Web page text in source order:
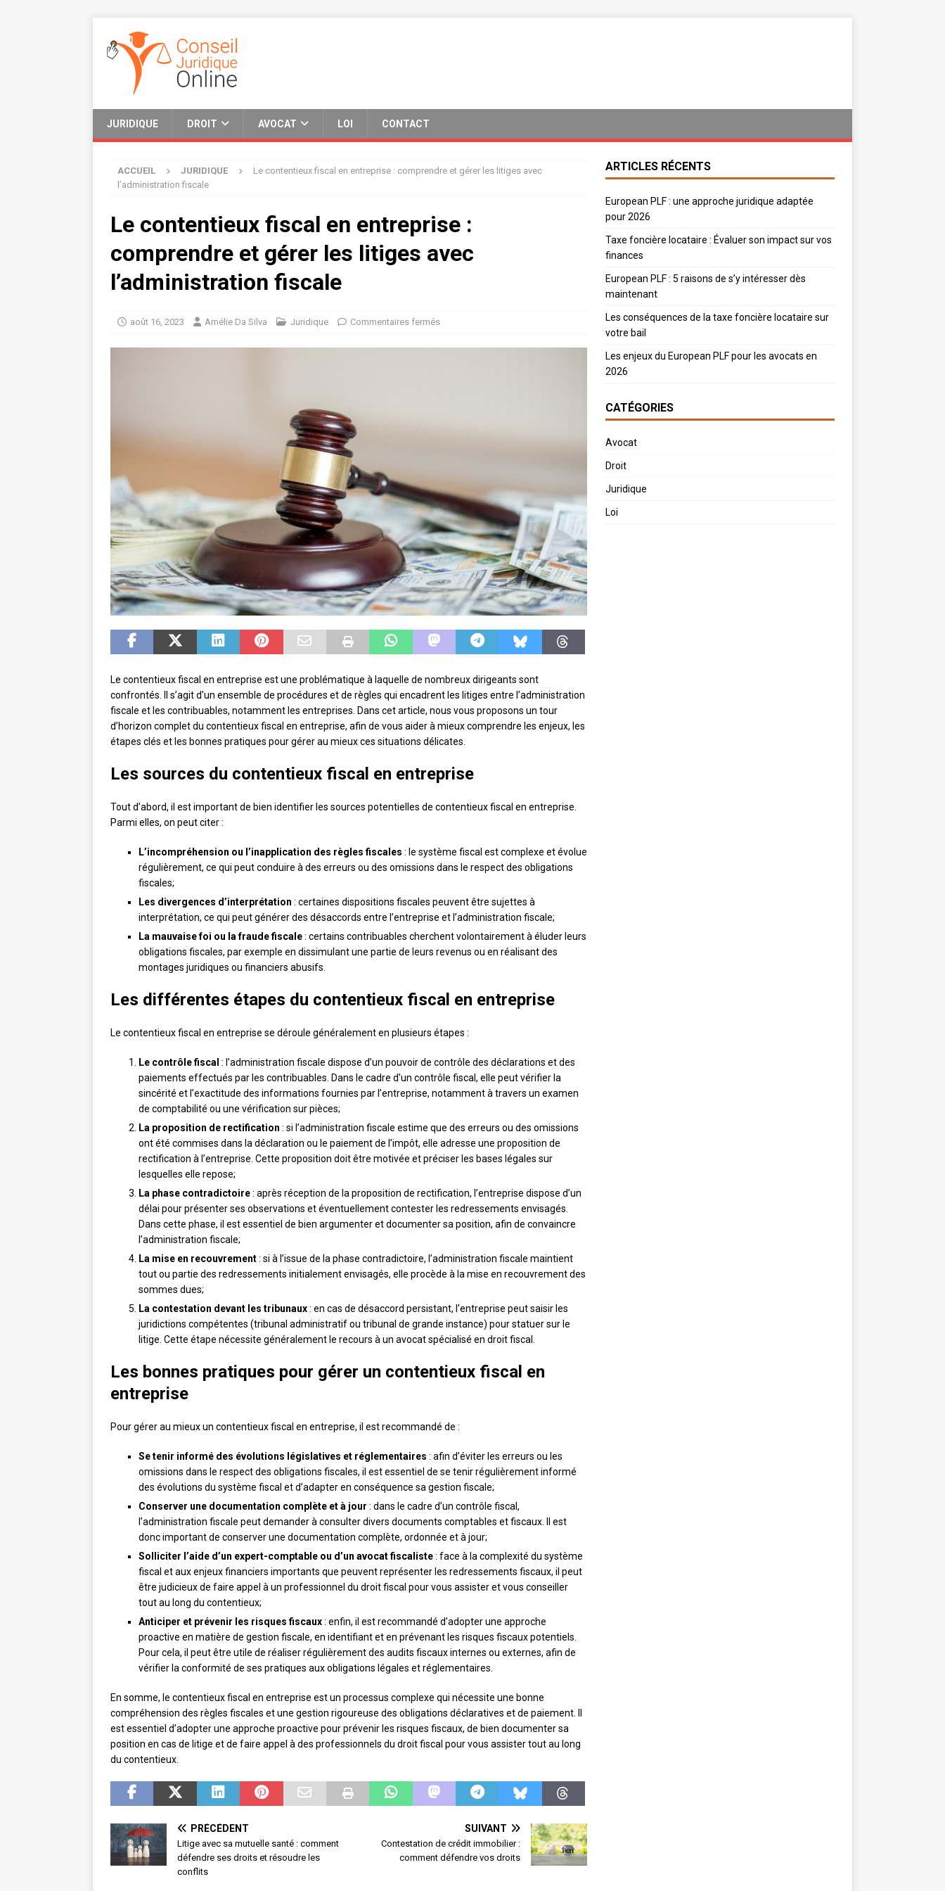
JURIDIQUE DROIT AVOCAT LOI CONTACT
ACCUEIL JURIDIQUE
Le contentieux fiscal en entreprise : comprendre et gérer les litiges avec
l’administration fiscale
Le contentieux fiscal en entreprise :
comprendre et gérer les litiges avec
l’administration fiscale
août 16, 2023 Amélie Da Silva Juridique Commentaires fermés
Le contentieux fiscal en entreprise est une problématique à laquelle de nombreux dirigeants sont
confrontés. Il s’agit d’un ensemble de procédures et de règles qui encadrent les litiges entre l’administration
fiscale et les contribuables, notamment les entreprises. Dans cet article, nous vous proposons un tour
d’horizon complet du contentieux fiscal en entreprise, afin de vous aider à mieux comprendre les enjeux, les
étapes clés et les bonnes pratiques pour gérer au mieux ces situations délicates.
Les sources du contentieux fiscal en entreprise
Tout d’abord, il est important de bien identifier les sources potentielles de contentieux fiscal en entreprise.
Parmi elles, on peut citer :
L’incompréhension ou l’inapplication des règles fiscales : le système fiscal est complexe et évolue
régulièrement, ce qui peut conduire à des erreurs ou des omissions dans le respect des obligations
fiscales;
Les divergences d’interprétation : certaines dispositions fiscales peuvent être sujettes à
interprétation, ce qui peut générer des désaccords entre l’entreprise et l’administration fiscale;
La mauvaise foi ou la fraude fiscale: certains contribuables cherchent volontairement à éluder leurs
obligations fiscales, par exemple en dissimulant une partie de leurs revenus ou en réalisant des
montages juridiques ou financiers abusifs.
Les différentes étapes du contentieux fiscal en entreprise
Le contentieux fiscal en entreprise se déroule généralement en plusieurs étapes :
Le contrôle fiscal : l’administration fiscale dispose d’un pouvoir de contrôle des déclarations et des
paiements effectués par les contribuables. Dans le cadre d’un contrôle fiscal, elle peut vérifier la
sincérité et l’exactitude des informations fournies par l’entreprise, notamment à travers un examen
de comptabilité ou une vérification sur pièces;
La proposition de rectification : si l’administration fiscale estime que des erreurs ou des omissions
ont été commises dans la déclaration ou le paiement de l’impôt, elle adresse une proposition de
rectification à l’entreprise. Cette proposition doit être motivée et préciser les bases légales sur
lesquelles elle repose;
La phase contradictoire: après réception de la proposition de rectification, l’entreprise dispose d’un
délai pour présenter ses observations et éventuellement contester les redressements envisagés.
Dans cette phase, il est essentiel de bien argumenter et documenter sa position, afin de convaincre
l’administration fiscale;
La mise en recouvrement: si à l’issue de la phase contradictoire, l’administration fiscale maintient
tout ou partie des redressements initialement envisagés, elle procède à la mise en recouvrement des
sommes dues;
La contestation devant les tribunaux: en cas de désaccord persistant, l’entreprise peut saisir les
juridictions compétentes (tribunal administratif ou tribunal de grande instance) pour statuer sur le
litige. Cette étape nécessite généralement le recours à un avocat spécialisé en droit fiscal.
Les bonnes pratiques pour gérer un contentieux fiscal en
entreprise
Pour gérer au mieux un contentieux fiscal en entreprise, il est recommandé de :
Se tenir informé des évolutions législatives et réglementaires : afin d’éviter les erreurs ou les
omissions dans le respect des obligations fiscales, il est essentiel de se tenir régulièrement informé
des évolutions du système fiscal et d’adapter en conséquence sa gestion fiscale;
Conserver une documentation complète et à jour : dans le cadre d’un contrôle fiscal,
l’administration fiscale peut demander à consulter divers documents comptables et fiscaux. Il est
donc important de conserver une documentation complète, ordonnée et à jour;
Solliciter l’aide d’un expert-comptable ou d’un avocat fiscaliste: face à la complexité du système
fiscal et aux enjeux financiers importants que peuvent représenter les redressements fiscaux, il peut
être judicieux de faire appel à un professionnel du droit fiscal pour vous assister et vous conseiller
tout au long du contentieux;
Anticiper et prévenir les risques fiscaux: enfin, il est recommandé d’adopter une approche
proactive en matière de gestion fiscale, en identifiant et en prévenant les risques fiscaux potentiels.
Pour cela, il peut être utile de réaliser régulièrement des audits fiscaux internes ou externes, afin de
vérifier la conformité de ses pratiques aux obligations légales et réglementaires.
En somme, le contentieux fiscal en entreprise est un processus complexe qui nécessite une bonne
compréhension des règles fiscales et une gestion rigoureuse des obligations déclaratives et de paiement. Il
est essentiel d’adopter une approche proactive pour prévenir les risques fiscaux, de bien documenter sa
position en cas de litige et de faire appel à des professionnels du droit fiscal pour vous assister tout au long
du contentieux.
PRÉCÉDENT
Litige avec sa mutuelle santé : comment
défendre ses droits et résoudre les
conflits
SUIVANT
Contestation de crédit immobilier :
comment défendre vos droits
ARTICLES RÉCENTS
European PLF : une approche juridique adaptée
pour 2026
Taxe foncière locataire : Évaluer son impact sur vos
finances
European PLF : 5 raisons de s’y intéresser dès
maintenant
Les conséquences de la taxe foncière locataire sur
votre bail
Les enjeux du European PLF pour les avocats en
2026
CATÉGORIES
Avocat
Droit
Juridique
Loi